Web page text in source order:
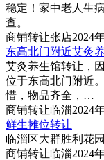
稳定！家中老人生
查。
商铺转让张店2024
东高北门附近艾灸
艾灸养生馆转让，
位于东高北门附近
惜，物品齐全，…
商铺转让临淄2024
鲜生摊位转让
临淄区大群胜利花
商铺转让临淄2024